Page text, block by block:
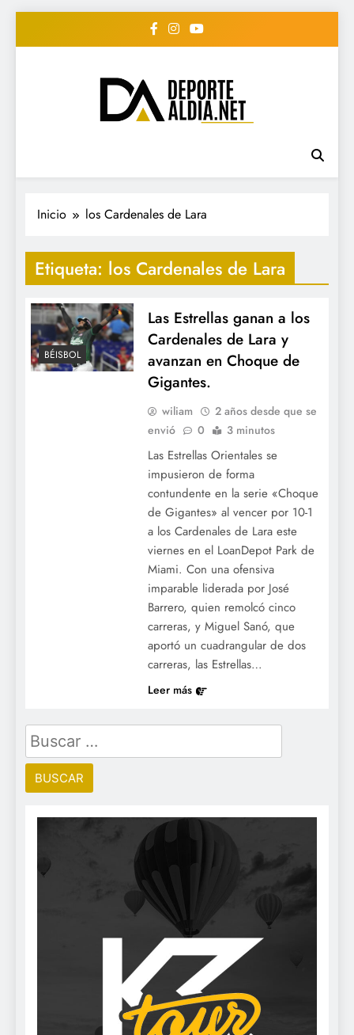
• DEPORTE AL DIA •
"Periodico Deportivo
Digital"
#deportealdiard #deportealdiaperiodico
Inicio los Cardenales de Lara
Etiqueta: los Cardenales de Lara
BÉISBOL
Las Estrellas ganan a los
Cardenales de Lara y
avanzan en Choque de
Gigantes.
wiliam
2 años desde que se
envió
0 3 minutos
Las Estrellas Orientales se
impusieron de forma
contundente en la serie «Choque
de Gigantes» al vencer por 10-1
a los Cardenales de Lara este
viernes en el LoanDepot Park de
Miami. Con una ofensiva
imparable liderada por José
Barrero, quien remolcó cinco
carreras, y Miguel Sanó, que
aportó un cuadrangular de dos
carreras, las Estrellas…
Leer más
Buscar: